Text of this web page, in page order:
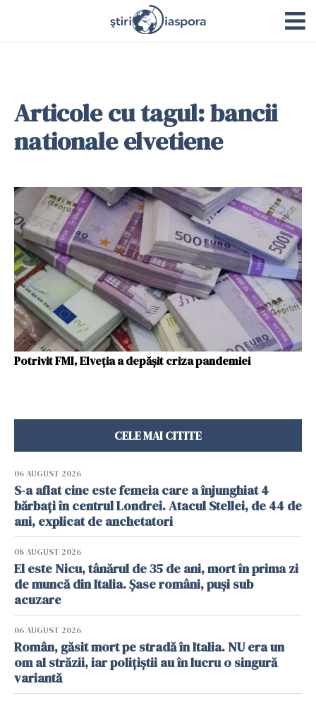
Articole cu tagul: bancii
nationale elvetiene
Potrivit FMI, Elveția a depășit criza pandemiei
CELE MAI CITITE
06 AUGUST 2026
S-a aflat cine este femeia care a înjunghiat 4
bărbați în centrul Londrei. Atacul Stellei, de 44 de
ani, explicat de anchetatori
08 AUGUST 2026
El este Nicu, tânărul de 35 de ani, mort în prima zi
de muncă din Italia. Șase români, puși sub
acuzare
06 AUGUST 2026
Român, găsit mort pe stradă în Italia. NU era un
om al străzii, iar polițiștii au în lucru o singură
variantă